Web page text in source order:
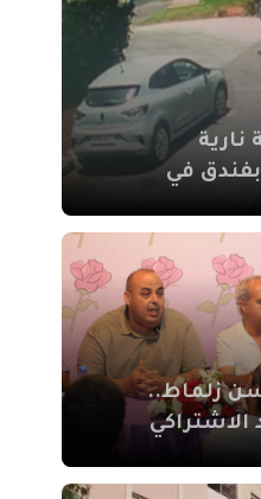
نارية
في
زلماط..
الاشتراكي
سيدي